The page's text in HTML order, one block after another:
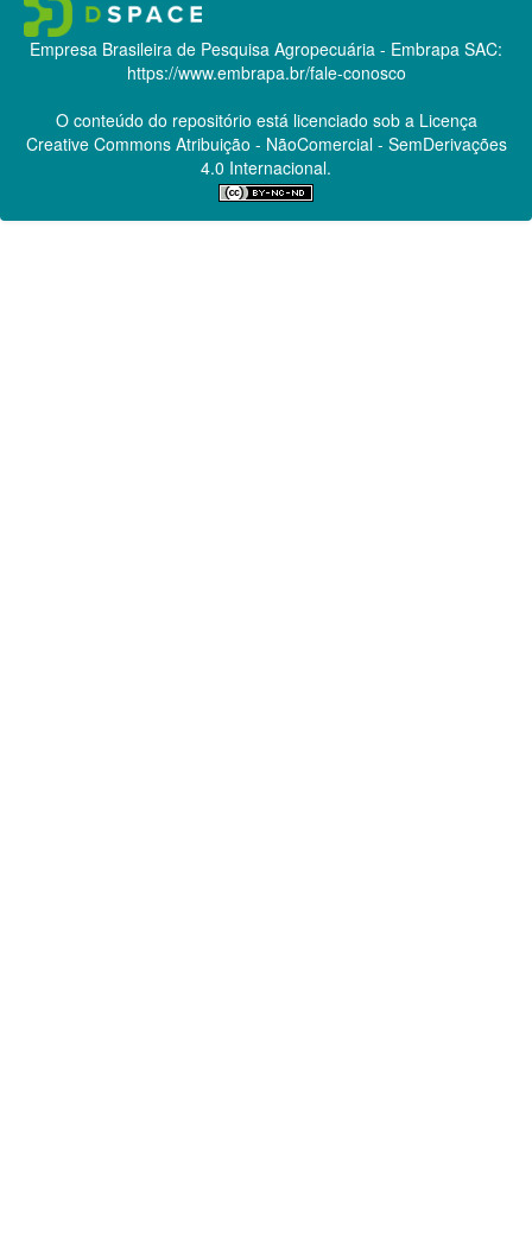
Empresa Brasileira de Pesquisa Agropecuária - Embrapa SAC:
https://www.embrapa.br/fale-conosco
O conteúdo do repositório está licenciado sob a Licença
Creative CommonsAtribuição - NãoComercial - SemDerivações
4.0 Internacional.